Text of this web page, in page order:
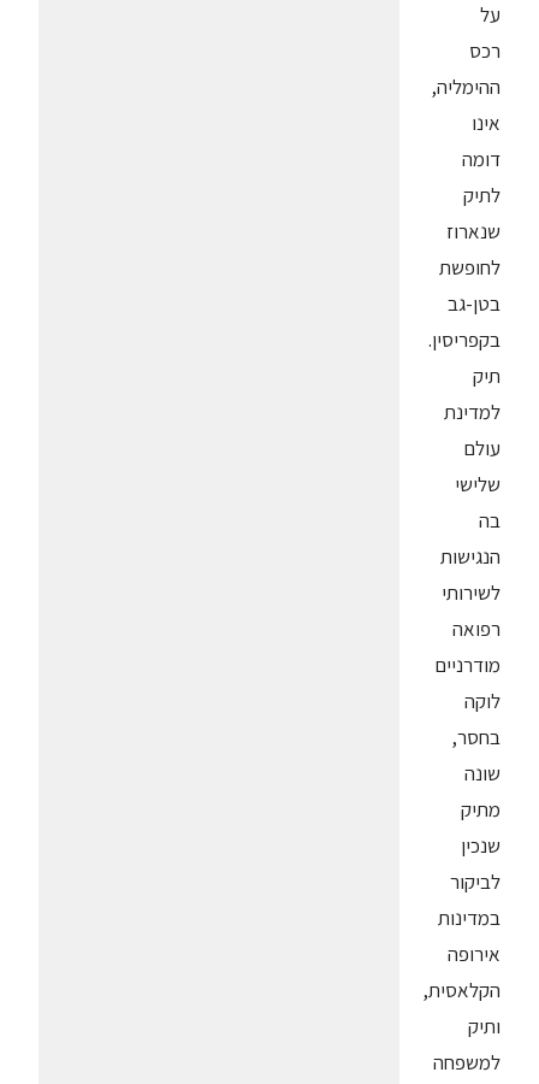
על
רכס
ההימליה,
אינו
דומה
לתיק
שנארוז
לחופשת
בטן-גב
בקפריסין.
תיק
למדינת
עולם
שלישי
בה
הנגישות
לשירותי
רפואה
מודרניים
לוקה
בחסר,
שונה
מתיק
שנכין
לביקור
במדינות
אירופה
הקלאסית,
ותיק
למשפחה